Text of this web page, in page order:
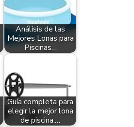
Análisis de las
Mejores Lonas para
Piscinas…
Guía completa para
elegir la mejor lona
de piscina:…